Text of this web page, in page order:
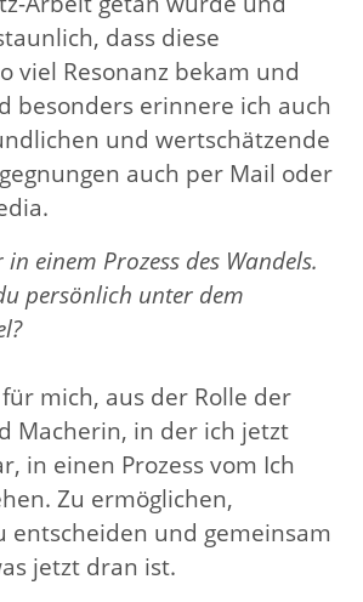
dass diese
viel Resonanz bekam und
besonders erinnere ich auch
und wertschätzende
auch per Mail oder
einem Prozess des Wandels.
persönlich unter dem
mich, aus der Rolle der
Macherin, in der ich jetzt
in einen Prozess vom Ich
Zu ermöglichen,
entscheiden und gemeinsam
jetzt dran ist.